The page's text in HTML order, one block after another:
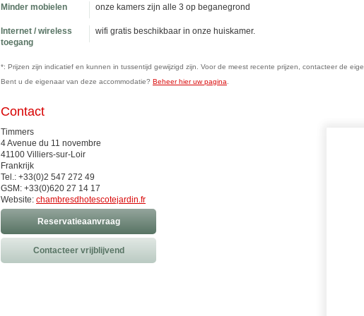
Minder mobielen onze kamers zijn alle 3 op beganegrond
Internet / wireless
toegang
wifi gratis beschikbaar in onze huiskamer.
*: Prijzen zijn indicatief en kunnen in tussentijd gewijzigd zijn. Voor de meest recente prijzen, contacteer de
Bent u de eigenaar van deze accommodatie? Beheer hier uw pagina
Contact
Timmers
4 Avenue du 11 novembre
41100 Villiers-sur-Loir
Frankrijk
Tel.: +33(0)2 547 272 49
GSM: +33(0)620 27 14 17
Website: chambresdhotescotejardin.fr
Reservatieaanvraag
Contacteer vrijblijvend